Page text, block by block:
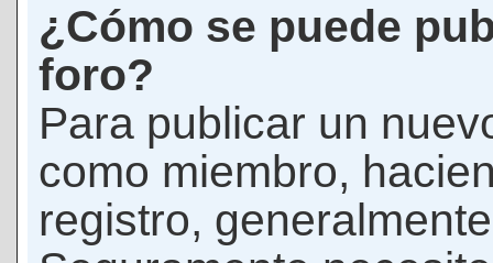
¿Cómo se puede
foro?
Para publicar un
como miembro,
registro,